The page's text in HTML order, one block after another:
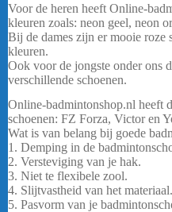
Voor de heren heeft Online-
kleuren zoals: neon geel, neon
Bij de dames zijn er mooie roze
kleuren.
Ook voor de jongste onder ons
verschillende schoenen.
Online-badmintonshop.nl heeft
schoenen: FZ Forza, Victor en
Wat is van belang bij goede
1. Demping in de
2. Versteviging van je hak.
3. Niet te flexibele zool.
4. Slijtvastheid van het materiaal.
5. Pasvorm van je